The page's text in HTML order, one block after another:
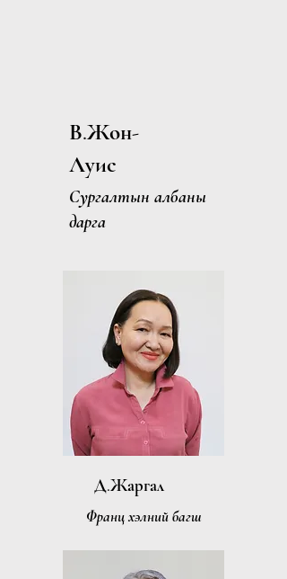
В.Жон-
Луис
Сургалтын албаны
дарга
Д.Жаргал
Франц хэлний багш